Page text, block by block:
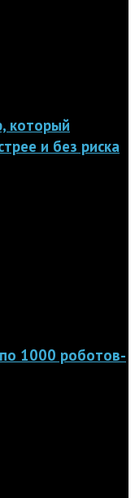
который
и без риска
1000 роботов-